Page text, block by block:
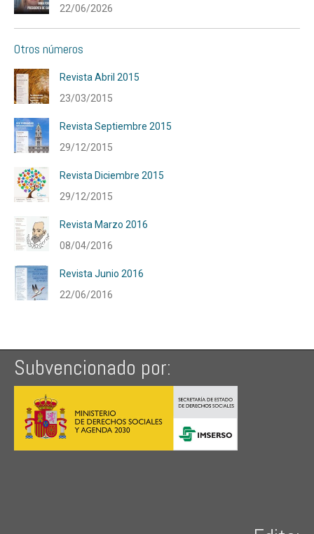
22/06/2026
Otros números
Revista Abril 2015
23/03/2015
Revista Septiembre 2015
29/12/2015
Revista Diciembre 2015
29/12/2015
Revista Marzo 2016
08/04/2016
Revista Junio 2016
22/06/2016
Subvencionado por: